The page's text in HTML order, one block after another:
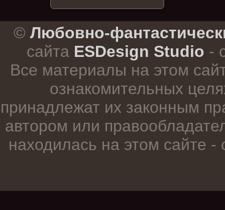
© Любовно-
сайта ESDesign Studio -
Все материалы на этом
ознакомительных
принадлежат их законным
автором или
находилась на этом сайте